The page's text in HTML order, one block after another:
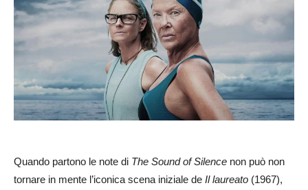
Quando partono le note di The Sound of Silence non può non
tornare in mente l’iconica scena iniziale de Il laureato (1967),